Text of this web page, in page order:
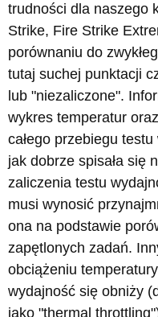
trudności dla naszego
Strike, Fire Strike
porównaniu do
tutaj suchej punktacji
lub "niezaliczone".
wykres temperatur
całego przebiegu
jak dobrze spisała się
zaliczenia testu
musi wynosić
ona na podstawie
zapętlonych zadań.
obciążeniu
wydajność się obniży
jako "thermal